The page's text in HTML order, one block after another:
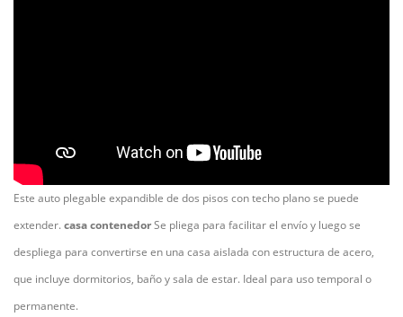
Este auto plegable expandible de dos pisos con techo plano se puede
extender. casa contenedorSe pliega para facilitar el envío y luego se
despliega para convertirse en una casa aislada con estructura de acero,
que incluye dormitorios, baño y sala de estar. Ideal para uso temporal o
permanente.